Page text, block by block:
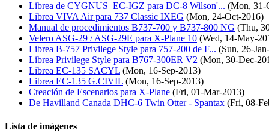
Librea de CYGNUS_EC-IGZ para DC-8 Wilson'... (Mon, 31-
Librea VIVA Air para 737 Classic IXEG (Mon, 24-Oct-2016)
Manual de procedimientos B737-700 y B737-800 NG (Thu,
Velero ASG-29 / ASG-29E para X-Plane 10 (Wed, 14-May-
Librea B-757 Privilege Style para 757-200 de F... (Sun, 26-
Librea Privilege Style para B767-300ER V2 (Mon, 30-Dec-
Librea EC-135 SACYL (Mon, 16-Sep-2013)
Librea EC-135 G.CIVIL (Mon, 16-Sep-2013)
Creación de Escenarios para X-Plane (Fri, 01-Mar-2013)
De Havilland Canada DHC-6 Twin Otter - Spantax (Fri, 08-
Lista de imágenes